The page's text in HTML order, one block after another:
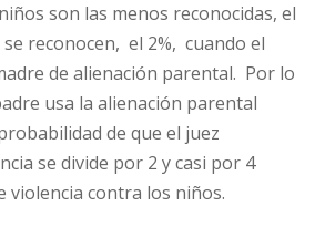
son las menos reconocidas, el
se reconocen, el 2%, cuando el
de alienación parental. Por lo
usa la alienación parental
de que el juez
se divide por 2 y casi por 4
violencia contra los niños.